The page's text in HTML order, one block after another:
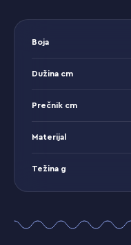
Boja
Dužina cm
Prečnik cm
Materijal
Težina g